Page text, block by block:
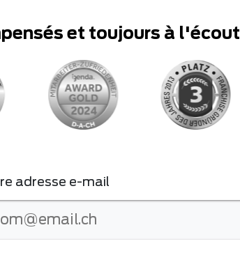
et toujours à
adresse e-mail